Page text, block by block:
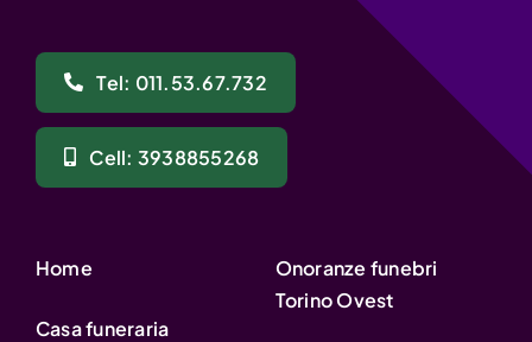
Tel: 011.53.67.732
Cell: 3938855268
Home
Casa funeraria
Onoranze funebri
Torino Ovest